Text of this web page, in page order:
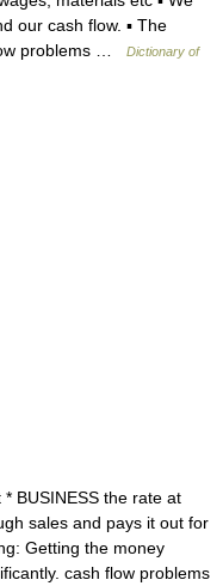
our cash flow. ▪ The
problems …
Dictionary of
BUSINESS the rate at
sales and pays it out for
Getting the money
cash flow problems